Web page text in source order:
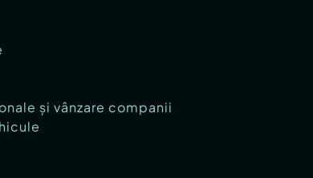
și vânzare companii